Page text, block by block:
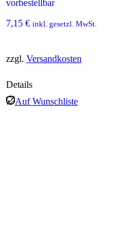
vorbestellbar
7,15 € inkl. gesetzl. MwSt.
zzgl. Versandkosten
Details
Auf Wunschliste